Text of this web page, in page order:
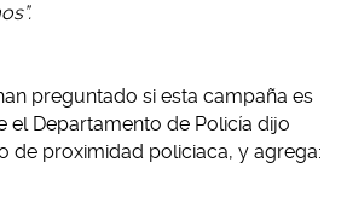
preguntado si esta campaña es
el Departamento de Policía dijo
de proximidad policiaca, y agrega: